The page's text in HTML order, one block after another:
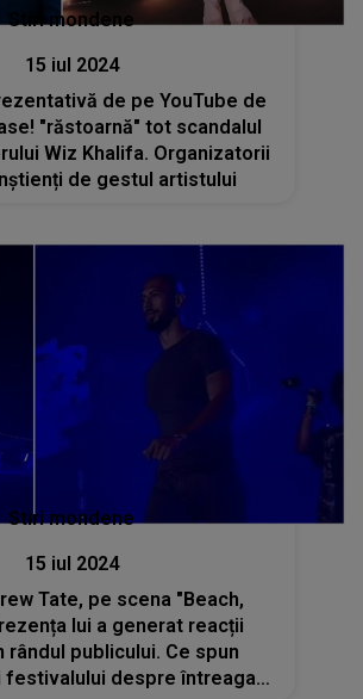
Stiri mondene
15 iul 2024
de pe YouTube de
"răstoarnă" tot scandalul
Wiz Khalifa. Organizatorii
de gestul artistului
Stiri mondene
15 iul 2024
Tate, pe scena "Beach,
lui a generat reacții
rândul publicului. Ce spun
festivalului despre întreaga